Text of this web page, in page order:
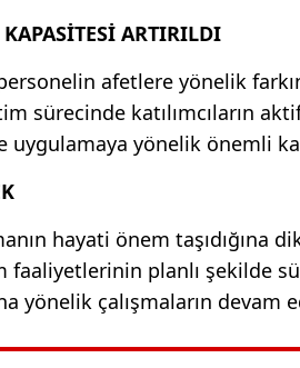
ARTIRILDI
afetlere yönelik
sürecinde katılımcıların
uygulamaya yönelik önemli
hayati önem
planlı şekilde
yönelik çalışmaların devam